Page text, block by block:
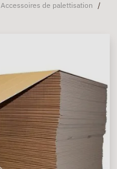
Accessoires de palettisation /